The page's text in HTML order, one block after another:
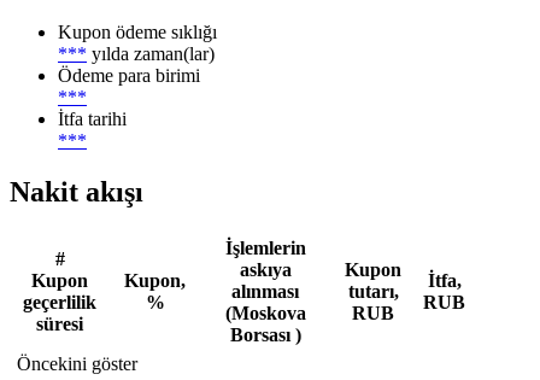
Kupon ödeme sıklığı
*** yılda zaman(lar)
Ödeme para birimi
***
İtfa tarihi
***
Nakit akışı
#
Kupon
geçerlilik
süresi
Kupon,
%
İşlemlerin
askıya
alınması
(Moskova
Borsası )
Kupon
tutarı,
RUB
İtfa,
RUB
Öncekini göster